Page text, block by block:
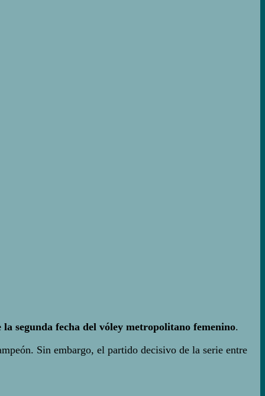
segunda fecha del vóley metropolitano femenino.
Sin embargo, el partido decisivo de la serie entre